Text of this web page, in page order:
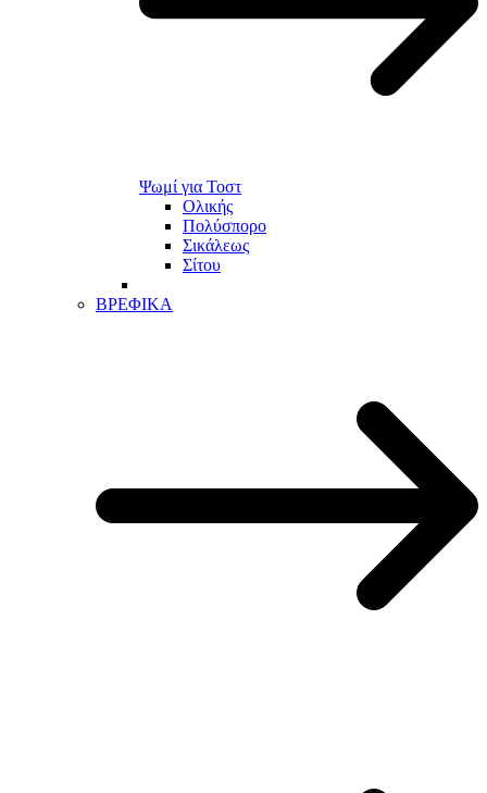
Ψωμί για Τοστ
Ολικής
Πολύσπορο
Σικάλεως
Σίτου
ΒΡΕΦΙΚΑ